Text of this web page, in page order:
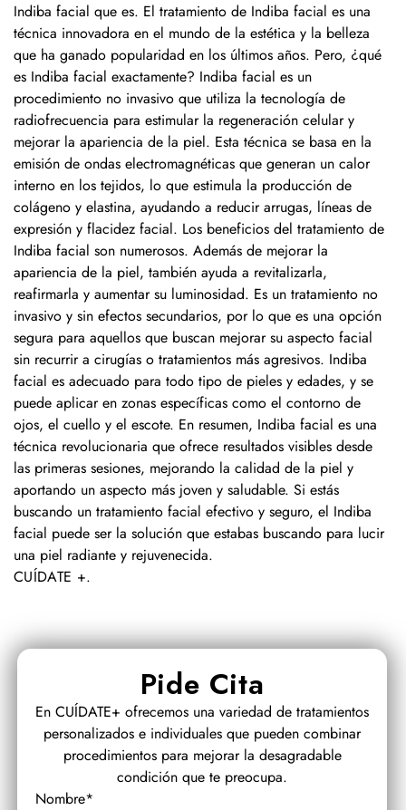
Indiba facial que es. El tratamiento de Indiba facial es una
técnica innovadora en el mundo de la estética y la belleza
que ha ganado popularidad en los últimos años. Pero, ¿qué
es Indiba facial exactamente? Indiba facial es un
procedimiento no invasivo que utiliza la tecnología de
radiofrecuencia para estimular la regeneración celular y
mejorar la apariencia de la piel. Esta técnica se basa en la
emisión de ondas electromagnéticas que generan un calor
interno en los tejidos, lo que estimula la producción de
colágeno y elastina, ayudando a reducir arrugas, líneas de
expresión y flacidez facial. Los beneficios del tratamiento de
Indiba facial son numerosos. Además de mejorar la
apariencia de la piel, también ayuda a revitalizarla,
reafirmarla y aumentar su luminosidad. Es un tratamiento no
invasivo y sin efectos secundarios, por lo que es una opción
segura para aquellos que buscan mejorar su aspecto facial
sin recurrir a cirugías o tratamientos más agresivos. Indiba
facial es adecuado para todo tipo de pieles y edades, y se
puede aplicar en zonas específicas como el contorno de
ojos, el cuello y el escote. En resumen, Indiba facial es una
técnica revolucionaria que ofrece resultados visibles desde
las primeras sesiones, mejorando la calidad de la piel y
aportando un aspecto más joven y saludable. Si estás
buscando un tratamiento facial efectivo y seguro, el Indiba
facial puede ser la solución que estabas buscando para lucir
una piel radiante y rejuvenecida.
CUÍDATE +.
Pide Cita
En CUÍDATE+ ofrecemos una variedad de tratamientos
personalizados e individuales que pueden combinar
procedimientos para mejorar la desagradable
condición que te preocupa.
Nombre*